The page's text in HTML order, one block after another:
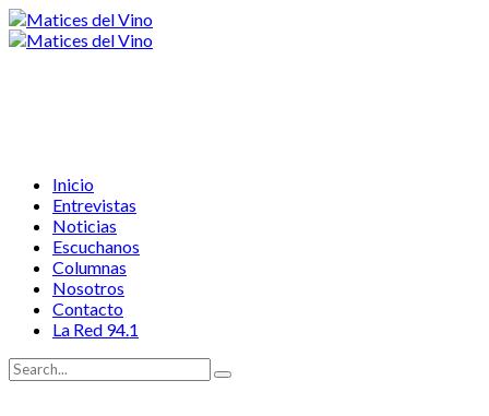
Inicio
Entrevistas
Noticias
Escuchanos
Columnas
Nosotros
Contacto
La Red 94.1